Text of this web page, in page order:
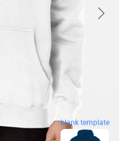
blank template